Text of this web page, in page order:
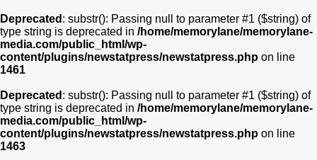
Deprecated : substr(): Passing null to parameter #1 ($string) of
type string is deprecated in /home/memorylane/memorylane-
media.com/public_html/wp-
content/plugins/newstatpress/newstatpress.php on line
1461
Deprecated : substr(): Passing null to parameter #1 ($string) of
type string is deprecated in /home/memorylane/memorylane-
media.com/public_html/wp-
content/plugins/newstatpress/newstatpress.php on line
1463